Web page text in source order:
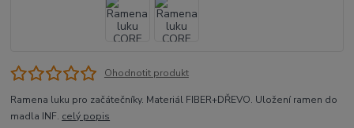
Ohodnotit produkt
Ramena luku pro začátečníky. Materiál FIBER+DŘEVO. Uložení ramen do
madla INF. celý popis